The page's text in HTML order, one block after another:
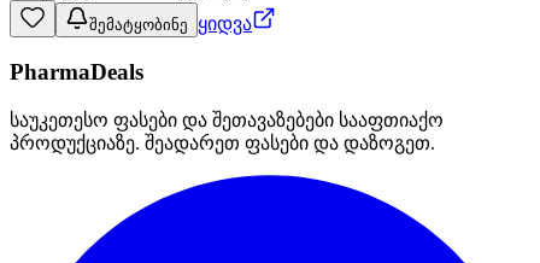
შემატყობინე ყიდვა
PharmaDeals
საუკეთესო ფასები და შეთავაზებები სააფთიაქო
პროდუქციაზე. შეადარეთ ფასები და დაზოგეთ.